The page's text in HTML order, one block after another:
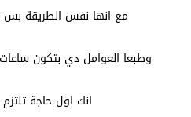
مع انها نفس الطريقة بس
وطبعا العوامل دي بتكون
انك اول حاجة